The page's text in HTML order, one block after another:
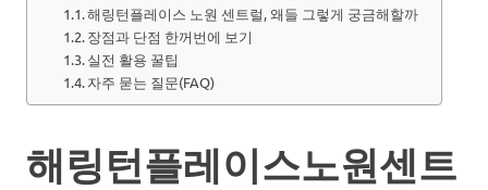
해링턴플레이스 노원 센트럴, 왜들 그렇게 궁금해할까
장점과 단점 한꺼번에 보기
실전 활용 꿀팁
자주 묻는 질문(FAQ)
해링턴플레이스노원센트